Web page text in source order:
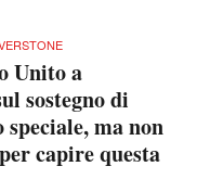
Unito a
sostegno di
ma non
capire questa